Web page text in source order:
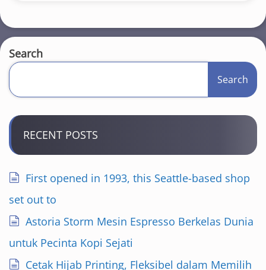
Search
Search
RECENT POSTS
First opened in 1993, this Seattle-based shop
set out to
Astoria Storm Mesin Espresso Berkelas Dunia
untuk Pecinta Kopi Sejati
Cetak Hijab Printing, Fleksibel dalam Memilih